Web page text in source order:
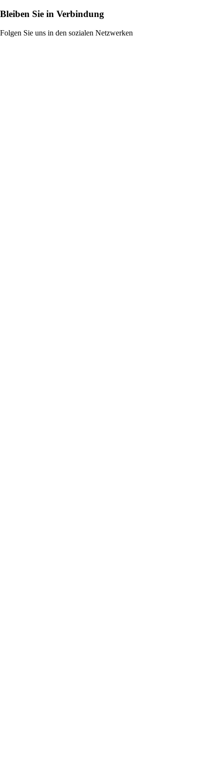
Bleiben Sie in Verbindung
Folgen Sie uns in den sozialen Netzwerken